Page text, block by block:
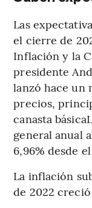
Las
el cierre de
Inflación y la
presidente
lanzó hace un
precios,
canasta
general anual
6,96% desde
La inflación
de 2022 creció